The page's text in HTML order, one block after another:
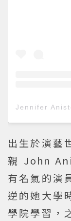
Jennifer
出生於演藝
親 John
有名氣的演
逆的她大學
學院學習，